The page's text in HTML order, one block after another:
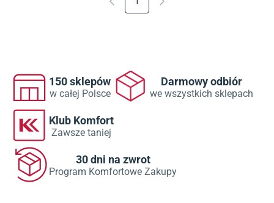
150 sklepów
w całej Polsce
Darmowy odbiór
we wszystkich sklepach
Klub Komfort
Zawsze taniej
30 dni na zwrot
Program Komfortowe Zakupy